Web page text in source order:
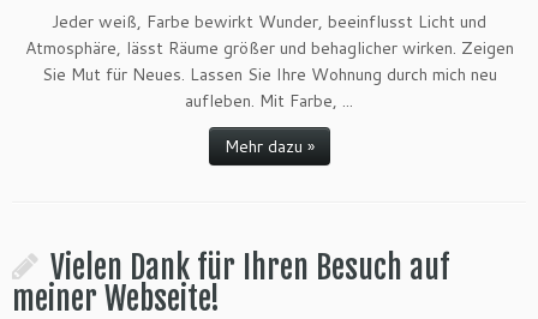
Jeder weiß, Farbe bewirkt Wunder, beeinflusst Licht und
Atmosphäre, lässt Räume größer und behaglicher wirken. Zeigen
Sie Mut für Neues. Lassen Sie Ihre Wohnung durch mich neu
aufleben. Mit Farbe, ...
Mehr dazu »
Vielen Dank für Ihren Besuch auf
meiner Webseite!